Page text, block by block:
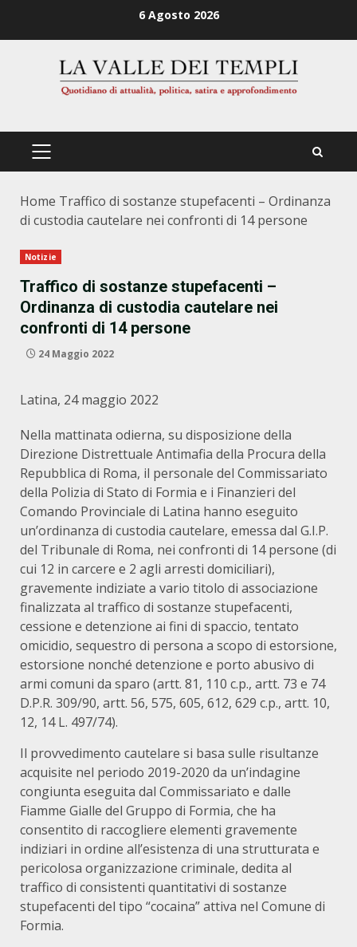
6 Agosto 2026
PRIMÄRES
Home Traffico di sostanze stupefacenti – Ordinanza
di custodia cautelare nei confronti di 14 persone
Notizie
Traffico di sostanze stupefacenti –
Ordinanza di custodia cautelare nei
confronti di 14 persone
24 Maggio 2022
Latina, 24 maggio 2022
Nella mattinata odierna, su disposizione della
Direzione Distrettuale Antimafia della Procura della
Repubblica di Roma, il personale del Commissariato
della Polizia di Stato di Formia e i Finanzieri del
Comando Provinciale di Latina hanno eseguito
un’ordinanza di custodia cautelare, emessa dal G.I.P.
del Tribunale di Roma, nei confronti di 14 persone (di
cui 12 in carcere e 2 agli arresti domiciliari),
gravemente indiziate a vario titolo di associazione
finalizzata al traffico di sostanze stupefacenti,
cessione e detenzione ai fini di spaccio, tentato
omicidio, sequestro di persona a scopo di estorsione,
estorsione nonché detenzione e porto abusivo di
armi comuni da sparo (artt. 81, 110 c.p., artt. 73 e 74
D.P.R. 309/90, artt. 56, 575, 605, 612, 629 c.p., artt. 10,
12, 14 L. 497/74).
Il provvedimento cautelare si basa sulle risultanze
acquisite nel periodo 2019-2020 da un’indagine
congiunta eseguita dal Commissariato e dalle
Fiamme Gialle del Gruppo di Formia, che ha
consentito di raccogliere elementi gravemente
indiziari in ordine all’esistenza di una strutturata e
pericolosa organizzazione criminale, dedita al
traffico di consistenti quantitativi di sostanze
stupefacenti del tipo “cocaina” attiva nel Comune di
Formia.